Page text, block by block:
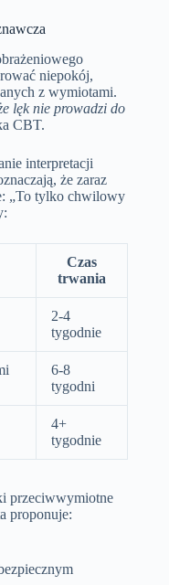
niepokój,
z wymiotami.
lęk nie prowadzi do
CBT.
interpretacji
że zaraz
„To tylko chwilowy
Czas
trwania
2-4
tygodnie
6-8
tygodni
4+
tygodnie
przeciwwymiotne
proponuje: